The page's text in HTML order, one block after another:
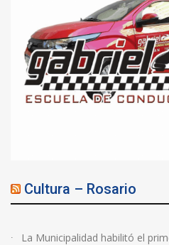
Cultura – Rosario
La Municipalidad habilitó el